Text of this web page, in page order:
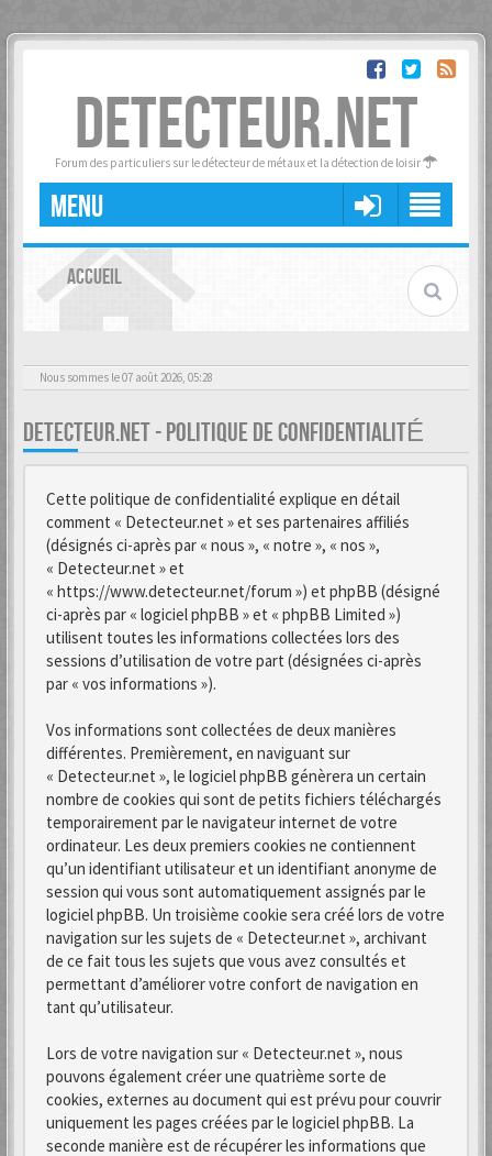
DETECTEUR.NET
Forum des particuliers sur le détecteur de métaux et la détection de loisir
MENU
ACCUEIL
Nous sommes le 07 août 2026, 05:28
DETECTEUR.NET - POLITIQUE DE CONFIDENTIALITÉ
Cette politique de confidentialité explique en détail
comment « Detecteur.net » et ses partenaires affiliés
(désignés ci-après par « nous », « notre », « nos »,
« Detecteur.net » et
« https://www.detecteur.net/forum ») et phpBB (désigné
ci-après par « logiciel phpBB » et « phpBB Limited »)
utilisent toutes les informations collectées lors des
sessions d’utilisation de votre part (désignées ci-après
par « vos informations »).
Vos informations sont collectées de deux manières
différentes. Premièrement, en naviguant sur
« Detecteur.net », le logiciel phpBB génèrera un certain
nombre de cookies qui sont de petits fichiers téléchargés
temporairement par le navigateur internet de votre
ordinateur. Les deux premiers cookies ne contiennent
qu’un identifiant utilisateur et un identifiant anonyme de
session qui vous sont automatiquement assignés par le
logiciel phpBB. Un troisième cookie sera créé lors de votre
navigation sur les sujets de « Detecteur.net », archivant
de ce fait tous les sujets que vous avez consultés et
permettant d’améliorer votre confort de navigation en
tant qu’utilisateur.
Lors de votre navigation sur « Detecteur.net », nous
pouvons également créer une quatrième sorte de
cookies, externes au document qui est prévu pour couvrir
uniquement les pages créées par le logiciel phpBB. La
seconde manière est de récupérer les informations que